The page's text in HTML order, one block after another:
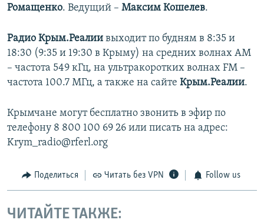
Ромащенко. Ведущий – Максим Кошелев.
Радио Крым.Реалии выходит по будням в 8:35 и
18:30 (9:35 и 19:30 в Крыму) на средних волнах АМ
– частота 549 кГц, на ультракоротких волнах FM –
частота 100.7 МГц, а также на сайте Крым.Реалии.
Крымчане могут бесплатно звонить в эфир по
телефону 8 800 100 69 26 или писать на адрес:
Krym_radio@rferl.org
Поделиться Читать без VPN Follow us
ЧИТАЙТЕ ТАКЖЕ: